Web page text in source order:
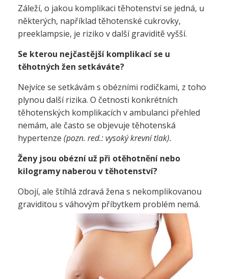
Záleží, o jakou komplikaci těhotenství se jedná, u
některých, například těhotenské cukrovky,
preeklampsie, je riziko v další graviditě vyšší.
Se kterou nejčastější komplikací se u
těhotných žen setkáváte?
Nejvíce se setkávám s obézními rodičkami, z toho
plynou další rizika. O četnosti konkrétních
těhotenských komplikacích v ambulanci přehled
nemám, ale často se objevuje těhotenská
hypertenze (pozn. red.: vysoký krevní tlak).
Ženy jsou obézní už při otěhotnění nebo
kilogramy naberou v těhotenství?
Obojí, ale štíhlá zdravá žena s nekomplikovanou
graviditou s váhovým příbytkem problém nemá.